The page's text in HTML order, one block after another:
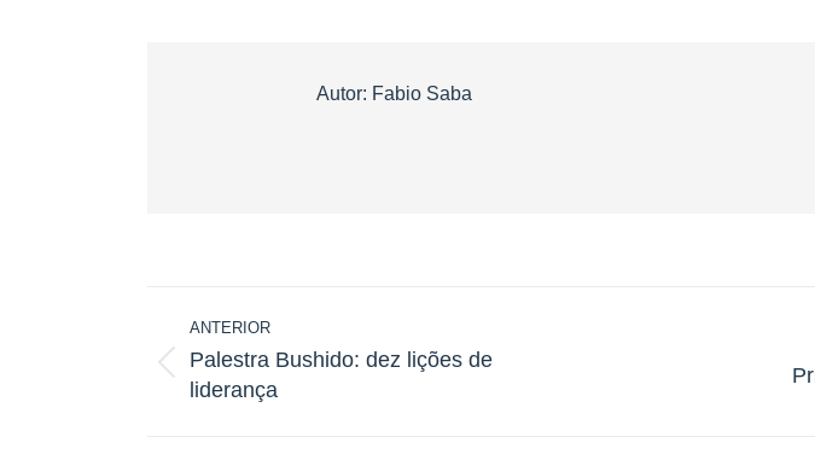
Autor: Fabio Saba
de
post:
ANTERIOR
anterior:
Palestra Bushido: dez lições de
liderança